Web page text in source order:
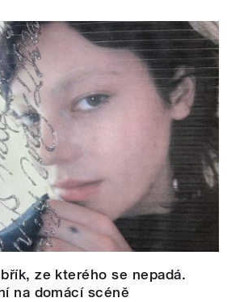
ze kterého se nepadá.
na domácí scéně